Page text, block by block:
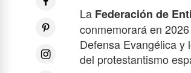
La Federación de
conmemorará en
Defensa Evangélica y
del protestantismo